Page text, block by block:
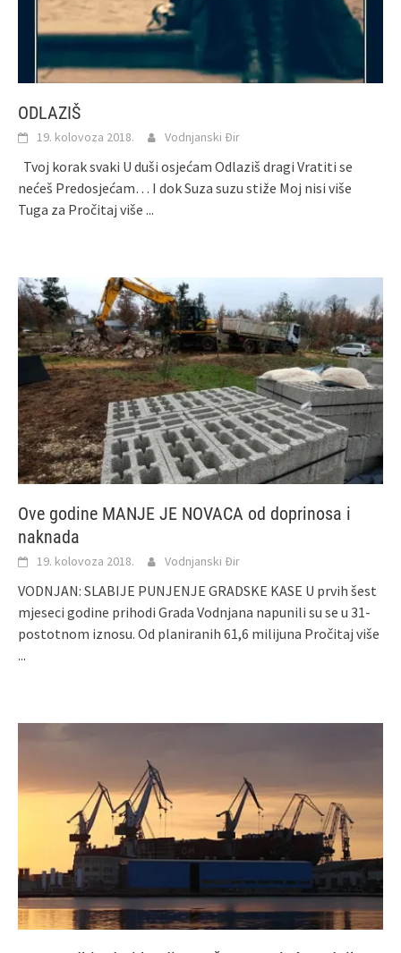
ODLAZIŠ
19. kolovoza 2018. Vodnjanski Đir
Tvoj korak svaki U duši osjećam Odlaziš dragi Vratiti se
nećeš Predosjećam… I dok Suza suzu stiže Moj nisi više
Tuga za Pročitaj više ...
Ove godine MANJE JE NOVACA od doprinosa i
naknada
19. kolovoza 2018. Vodnjanski Đir
VODNJAN: SLABIJE PUNJENJE GRADSKE KASE U prvih šest
mjeseci godine prihodi Grada Vodnjana napunili su se u 31-
postotnom iznosu. Od planiranih 61,6 milijuna Pročitaj više
...